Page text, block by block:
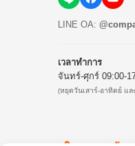
LINE OA:
เวลาทำการ
จันทร์-ศุกร์ 09:00-
(หยุดวันเสาร์-อาทิตย์ แ